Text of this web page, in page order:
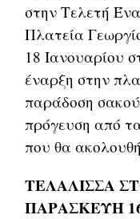
στην Τελετή
Πλατεία
18 Ιανουαρίου
έναρξη στην
παράδοση
πρόγευση από
που θα
ΤΕΛΑΛΙΣΣΑ
ΠΑΡΑΣΚΕΥΗ